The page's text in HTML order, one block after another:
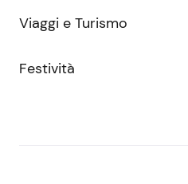
Viaggi e Turismo
Festività